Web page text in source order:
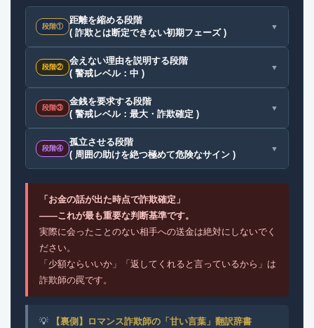
段階①
距離を縮める段階
( 詐欺とは断定できない初期フェーズ )
▼
段階②
会えない理由を説明する段階
( 警戒レベル：中 )
▼
段階③
金銭を要求する段階
( 警戒レベル：最大・詐欺確定 )
▼
段階④
孤立させる段階
( 周囲の助けを絶つ極めて危険なサイン )
▼
「お金の話が出た時点で詐欺確定」
——これが最も重要な判断基準です。
実際に会ったことのない相手への送金は絶対にしないでく
ださい。
「少額ならいいか」「返してくれると言っているから」は
詐欺師の罠です。
💡
【裏側】ロマンス詐欺師の「甘い言葉」翻訳辞書